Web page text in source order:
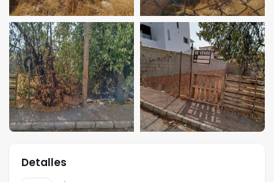
Detalles